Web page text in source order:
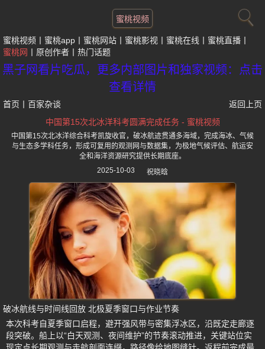
蜜桃视频
蜜桃视频 蜜桃app 蜜桃网站 蜜桃影视 蜜桃在线
蜜桃直播
蜜桃网
原创作者 热门话题
黑子网看片吃瓜，更多内部图片和独家视频：点击
查看详情
首页 百家杂谈
返回上页
中国第15次北冰洋科考圆满完成任务 - 蜜桃视频
中国第15次北冰洋综合科考凯旋收官，破冰航迹贯通多海域，完成海冰、气候
与生态多学科任务，形成可复用的观测网与数据集，为极地气候评估、航运安
全和海洋资源研究提供长期底座。
2025-10-03
祝晓晗
破冰航线与时间线回放 北极夏季窗口与作业节奏
本次科考自夏季窗口启程，避开强风带与密集浮冰区，沿既定走廊逐
段突破。船上以“白天观测、夜间维护”的节奏滚动推进，关键站位实
现定点长期观测与走航剖面连缀，路径像给地图缝针。返程前完成最